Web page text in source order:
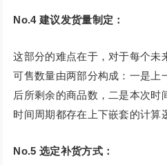
No.4 建议发货量制定：
这部分的难点在于，对于每个未
可售数量由两部分构成：一是上
后所剩余的商品数，二是本次时
时间周期都存在上下嵌套的计算
No.5 选定补货方式：